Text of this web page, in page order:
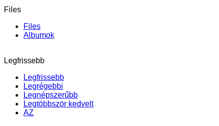
Files
Files
Albumok
Legfrissebb
Legfrissebb
Legrégebbi
Legnépszerűbb
Legtöbbször kedvelt
AZ